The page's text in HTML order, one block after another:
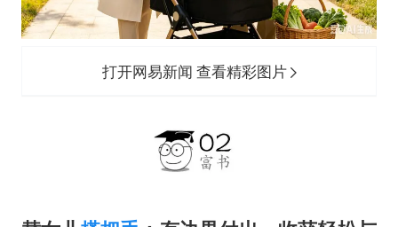
打开网易新闻 查看精彩图片